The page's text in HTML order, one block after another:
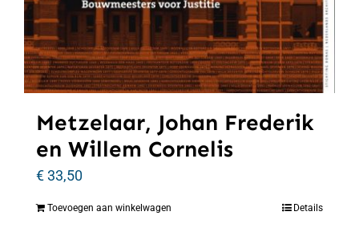
Metzelaar, Johan Frederik
en Willem Cornelis
€33,50
Toevoegen aan winkelwagen Details